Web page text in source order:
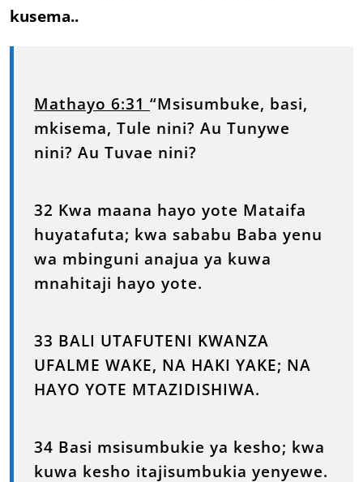
kusema..
Mathayo 6:31 “Msisumbuke, basi,
mkisema, Tule nini? Au Tunywe
nini? Au Tuvae nini?
32 Kwa maana hayo yote Mataifa
huyatafuta; kwa sababu Baba yenu
wa mbinguni anajua ya kuwa
mnahitaji hayo yote.
33 BALI UTAFUTENI KWANZA
UFALME WAKE, NA HAKI YAKE; NA
HAYO YOTE MTAZIDISHIWA.
34 Basi msisumbukie ya kesho; kwa
kuwa kesho itajisumbukia yenyewe.